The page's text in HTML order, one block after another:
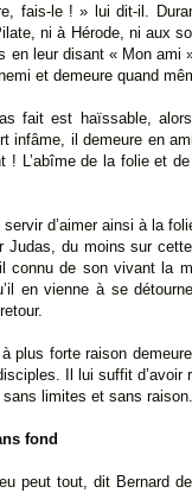
fais-le ! » lui dit-il.
ni à Hérode, ni aux
en leur disant « Mon
et demeure quand
fait est haïssable,
infâme, il demeure en
L’abîme de la folie et
d’aimer ainsi à la
Judas, du moins sur
connu de son vivant la
en vienne à se
plus forte raison
Il lui suffit d’avoir
limites et sans raison.
fond
peut tout, dit Bernard